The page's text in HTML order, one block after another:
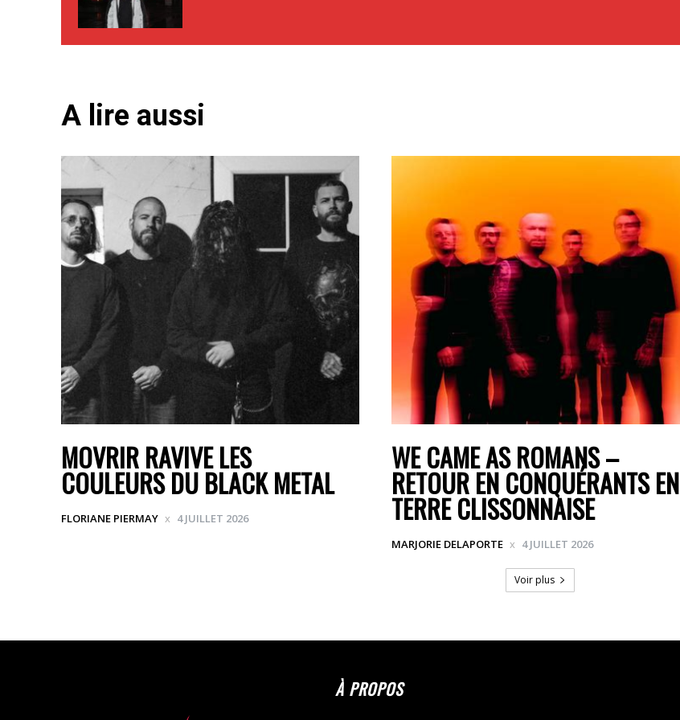
A lire aussi
MOVRIR RAVIVE LES
COULEURS DU BLACK METAL
FLORIANE PIERMAY 4 JUILLET 2026
WE CAME AS ROMANS –
RETOUR EN CONQUÉRANTS EN
TERRE CLISSONNAISE
MARJORIE DELAPORTE 4 JUILLET 2026
Voir plus
À PROPOS